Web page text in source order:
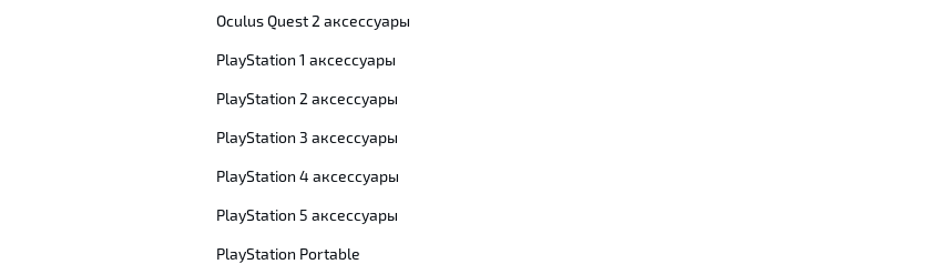
Oculus Quest 2 аксессуары
PlayStation 1 аксессуары
PlayStation 2 аксессуары
PlayStation 3 аксессуары
PlayStation 4 аксессуары
PlayStation 5 аксессуары
PlayStation Portable